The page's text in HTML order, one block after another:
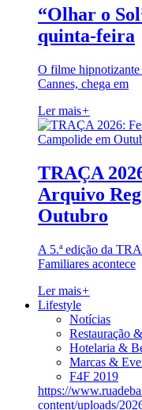
“Olhar o
quinta-feira
O filme
Cannes, chega em
Ler mais+
TRAÇA
Arquivo
Outubro
A 5.ª edição da
Familiares acontece
Ler mais+
Lifestyle
Notícias
Restauração
Hotelaria &
Marcas &
F4F 2019
https://
content/uploads/